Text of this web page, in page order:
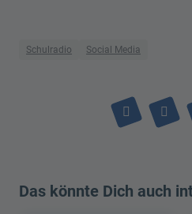
Schulradio Social Media
Das könnte Dich auch